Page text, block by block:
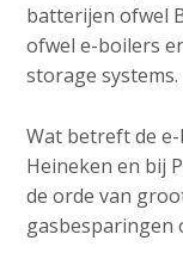
batterijen ofwel
ofwel e-boilers
storage systems.
Wat betreft de
Heineken en bij
de orde van
gasbesparingen